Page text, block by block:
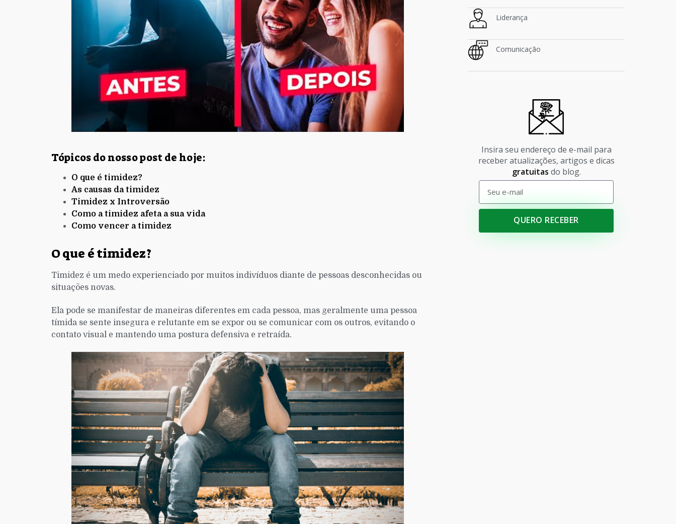
Tópicos do nosso post de hoje:
O que é timidez?
As causas da timidez
Timidez x Introversão
Como a timidez afeta a sua vida
Como vencer a timidez
O que é timidez?
Timidez é um medo experienciado por muitos indivíduos diante de pessoas desconhecidas ou
situações novas.
Ela pode se manifestar de maneiras diferentes em cada pessoa, mas geralmente uma pessoa
tímida se sente insegura e relutante em se expor ou se comunicar com os outros, evitando o
contato visual e mantendo uma postura defensiva e retraída.
Liderança
Comunicação
Insira seu endereço de e-mail para
receber atualizações, artigos e dicas
gratuitas do blog.
QUERO RECEBER